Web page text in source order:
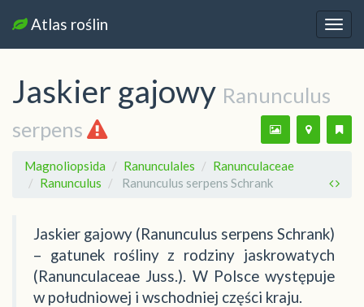
Atlas roślin
Jaskier gajowy Ranunculus
serpens
Magnoliopsida Ranunculales
Ranunculaceae
Ranunculus
Ranunculus serpens Schrank
Jaskier gajowy (Ranunculus serpens Schrank)
– gatunek rośliny z rodziny jaskrowatych
(Ranunculaceae Juss.). W Polsce występuje
w południowej i wschodniej części kraju.